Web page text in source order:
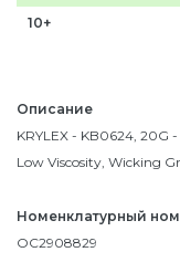
Описание
KRYLEX - KB0624, 20G
Low Viscosity, Wicking
Номенклатурный
OC2908829
10+